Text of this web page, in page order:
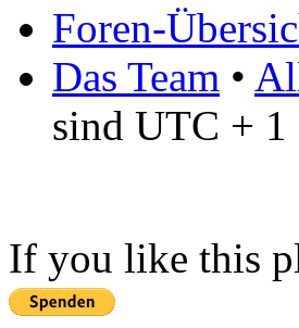
Foren-
Das Team •
sind UTC + 1
If you like this